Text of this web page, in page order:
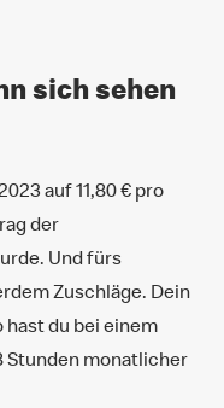
sich sehen
auf 11,80 € pro
der
Und fürs
Zuschläge. Dein
hast du bei einem
Stunden monatlicher